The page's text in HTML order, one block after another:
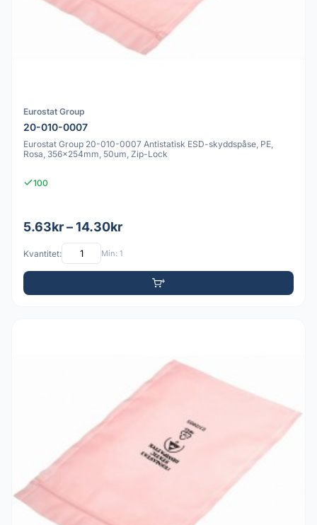
Eurostat Group
20-010-0007
Eurostat Group 20-010-0007 Antistatisk ESD-skyddspåse, PE,
Rosa, 356x254mm, 50um, Zip-Lock
100
5.63kr – 14.30kr
Kvantitet: Min: 1